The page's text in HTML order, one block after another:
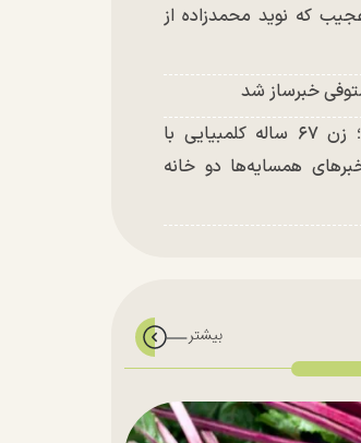
که نوید محمدزاده از
خبرساز شد
ملکه شایعه کلمبیا؛ زن ۶۷ ساله کلمبیایی با
همسایه‌ها دو خانه